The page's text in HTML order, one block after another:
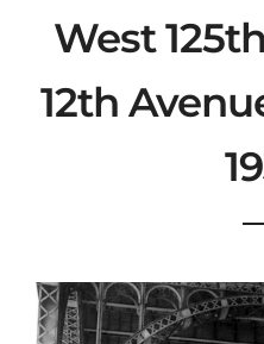
West
12th